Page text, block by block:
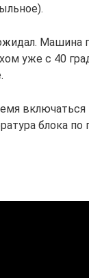
Машина
уже с 40
блока по